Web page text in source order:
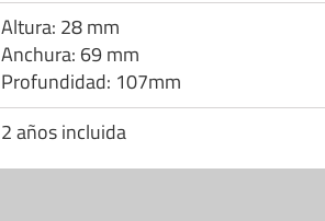
Altura: 28 mm
Anchura: 69 mm
Profundidad: 107mm
2 años incluida